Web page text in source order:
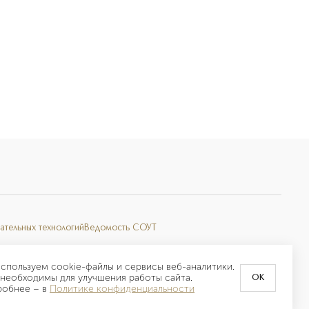
cookie-файлы и сервисы веб-аналитики.
для улучшения работы сайта.
– в Политике конфиденциальности
OK
технологий Ведомость СОУТ